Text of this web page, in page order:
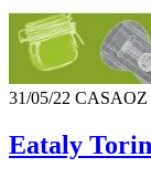
31/05/22 CASAOZ
Eataly